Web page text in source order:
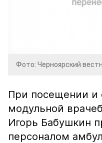
Фото: Черноярский
При посещении и
модульной
Игорь Бабушкин
персоналом